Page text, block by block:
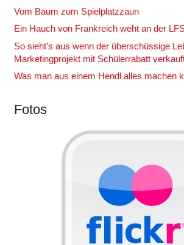
Vom Baum zum Spielplatzzaun
Ein Hauch von Frankreich weht an der
So sieht’s aus wenn der überschüssige
Marketingprojekt mit Schülerrabatt
Was man aus einem Hendl alles machen
Fotos